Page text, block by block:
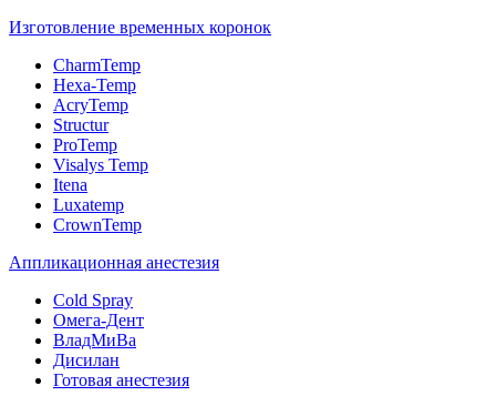
Изготовление временных коронок
CharmTemp
Hexa-Temp
AcryTemp
Structur
ProTemp
Visalys Temp
Itena
Luxatemp
CrownTemp
Аппликационная анестезия
Cold Spray
Омега-Дент
ВладМиВа
Дисилан
Готовая анестезия